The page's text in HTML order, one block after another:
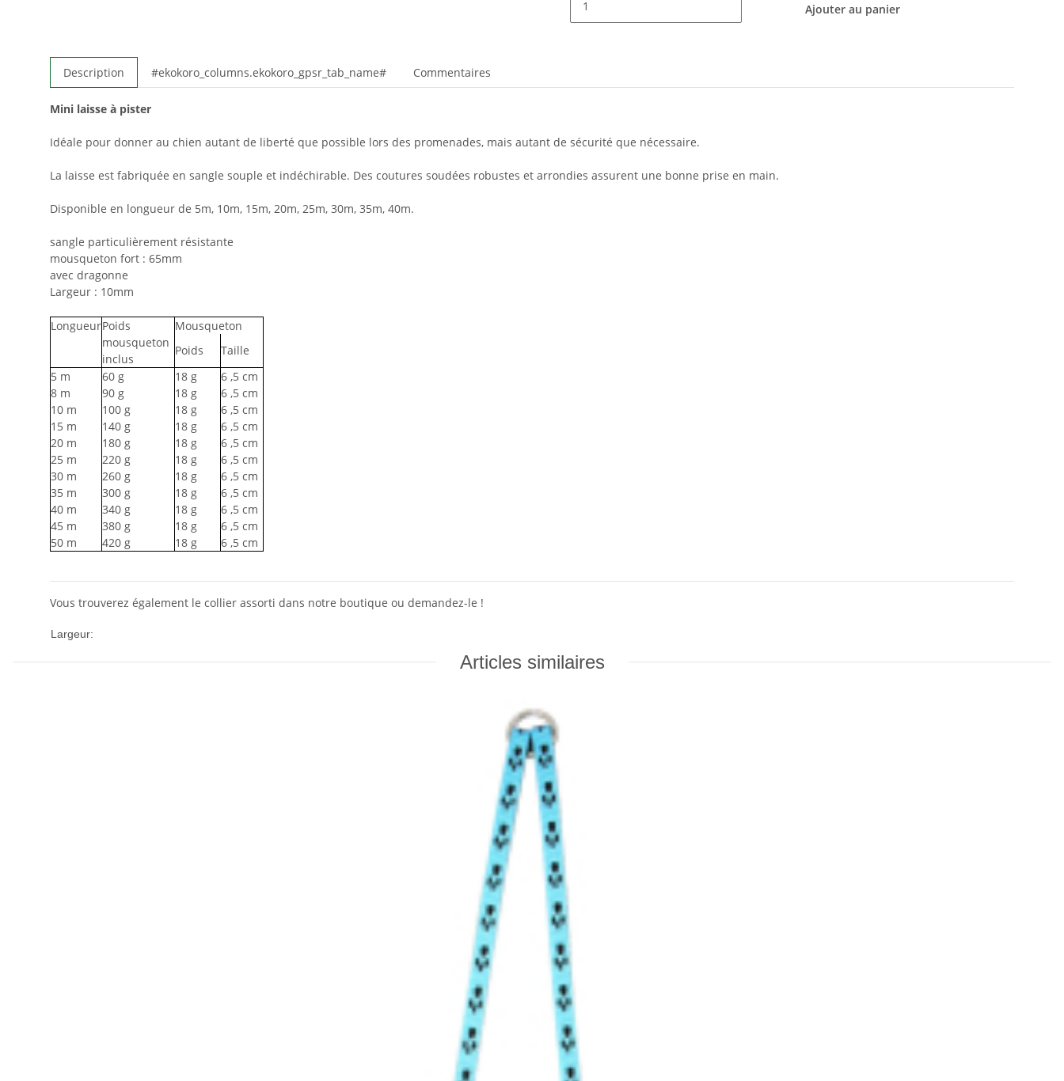
Ajouter au panier
Description #ekokoro_columns.ekokoro_gpsr_tab_name# Commentaires
Mini laisse à pister
Idéale pour donner au chien autant de liberté que possible lors des promenades, mais autant de sécurité que nécessaire.
La laisse est fabriquée en sangle souple et indéchirable. Des coutures soudées robustes et arrondies assurent une bonne prise en main.
Disponible en longueur de 5m, 10m, 15m, 20m, 25m, 30m, 35m, 40m.
sangle particulièrement résistante
mousqueton fort : 65mm
avec dragonne
Largeur : 10mm
LongueurPoids
Mousqueton
mousqueton
inclus
Poids
Taille
5 m 60 g 18 g 6 ,5 cm
8 m 90 g 18 g 6 ,5 cm
10 m 100 g 18 g 6 ,5 cm
15 m 140 g 18 g 6 ,5 cm
20 m 180 g 18 g 6 ,5 cm
25 m 220 g 18 g 6 ,5 cm
30 m 260 g 18 g 6 ,5 cm
35 m 300 g 18 g 6 ,5 cm
40 m 340 g 18 g 6 ,5 cm
45 m 380 g 18 g 6 ,5 cm
50 m 420 g 18 g 6 ,5 cm
Vous trouverez également le collier assorti dans notre boutique ou demandez-le !
Largeur:
Articles similaires